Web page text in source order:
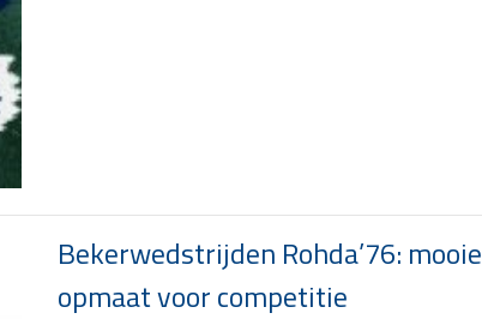
Bekerwedstrijden Rohda’76: mooie
opmaat voor competitie